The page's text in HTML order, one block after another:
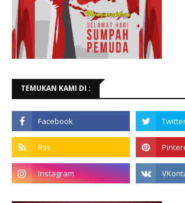
TEMUKAN KAMI DI :